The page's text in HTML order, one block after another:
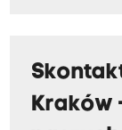
Kraków